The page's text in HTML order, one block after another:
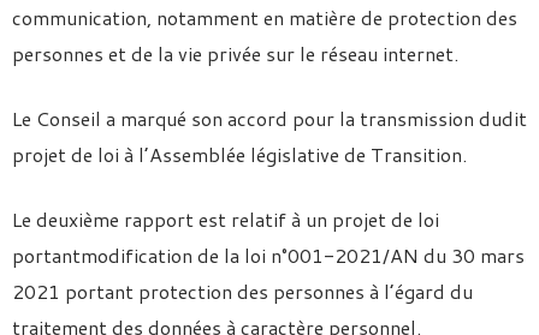
communication, notamment en matière de protection des
personnes et de la vie privée sur le réseau internet.
Le Conseil a marqué son accord pour la transmission dudit
projet de loi à l’Assemblée législative de Transition.
Le deuxième rapport est relatif à un projet de loi
portantmodification de la loi n°001-2021/AN du 30 mars
2021 portant protection des personnes à l’égard du
traitement des données à caractère personnel.